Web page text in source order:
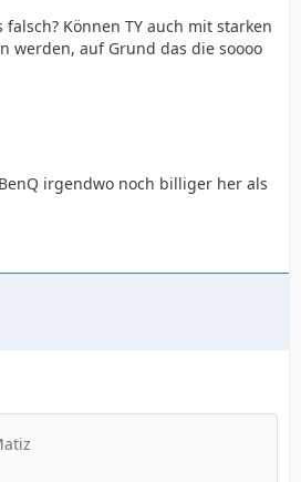
Können TY auch mit starken
werden, auf Grund das die soooo
irgendwo noch billiger her als